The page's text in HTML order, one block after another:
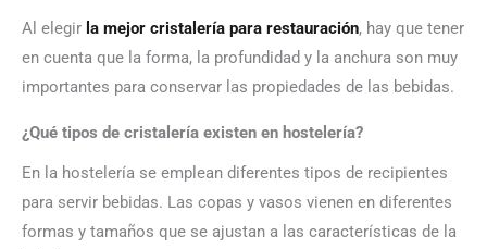
Al elegir la mejor cristalería para restauración, hay que tener
en cuenta que la forma, la profundidad y la anchura son muy
importantes para conservar las propiedades de las bebidas.
¿Qué tipos de cristalería existen en hostelería?
En la hostelería se emplean diferentes tipos de recipientes
para servir bebidas. Las copas y vasos vienen en diferentes
formas y tamaños que se ajustan a las características de la